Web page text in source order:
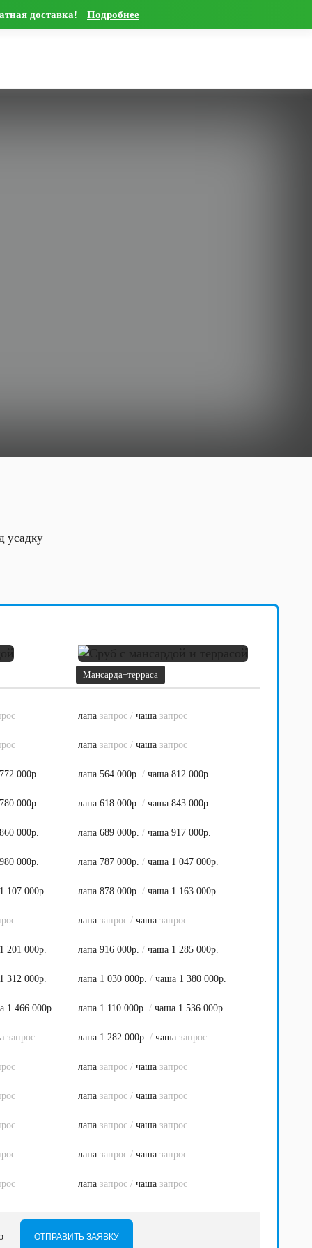
доставка! Подробнее
усадку
Мансарда+терраса
лапа запрос / чаша запрос
лапа запрос / чаша запрос
000р. лапа 564 000р. / чаша 812 000р.
000р. лапа 618 000р. / чаша 843 000р.
000р. лапа 689 000р. / чаша 917 000р.
000р. лапа 787 000р. / чаша 1 047 000р.
107 000р. лапа 878 000р. / чаша 1 163 000р.
лапа запрос / чаша запрос
201 000р. лапа 916 000р. / чаша 1 285 000р.
312 000р. лапа 1 030 000р. / чаша 1 380 000р.
1 466 000р. лапа 1 110 000р. / чаша 1 536 000р.
запрос лапа 1 282 000р. / чаша запрос
лапа запрос / чаша запрос
лапа запрос / чаша запрос
лапа запрос / чаша запрос
лапа запрос / чаша запрос
лапа запрос / чаша запрос